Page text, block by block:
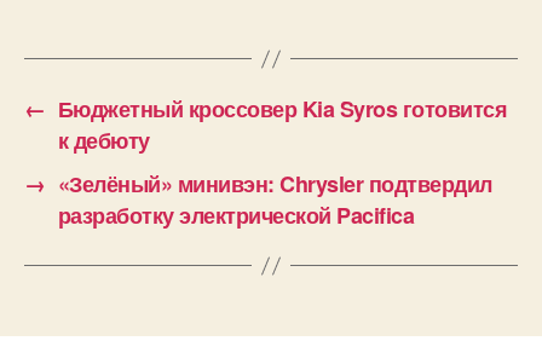
← Бюджетный кроссовер Kia Syros готовится
к дебюту
→ «Зелёный» минивэн: Chrysler подтвердил
разработку электрической Pacifica